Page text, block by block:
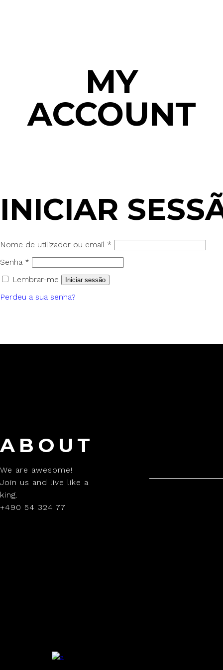
MY
ACCOUNT
INICIAR
Nome de utilizador ou email *
Senha *
Lembrar-me
Iniciar sessão
Perdeu a sua senha?
ABOUT
We are awesome!
Join us and live like a
king.
+490 54 324 77